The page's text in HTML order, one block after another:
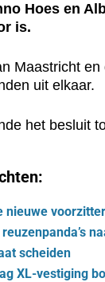
Hoes en
is.
Maastricht
uit elkaar.
het besluit
nieuwe
scheiden
XL-vestiging